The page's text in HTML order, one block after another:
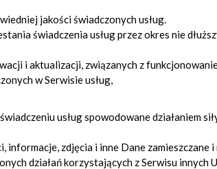
jakości świadczonych usług.
świadczenia usług przez okres nie
i aktualizacji, związanych z
w Serwisie usług,
usług spowodowane działaniem
informacje, zdjęcia i inne Dane
działań korzystających z Serwisu